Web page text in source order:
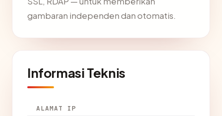
gambaran independen dan otomatis.
Informasi Teknis
ALAMAT IP